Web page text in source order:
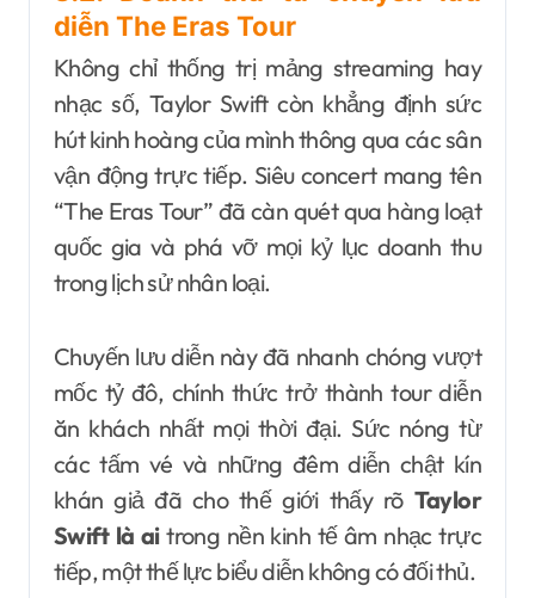
diễn The Eras Tour
Không chỉ thống trị mảng streaming hay
nhạc số, Taylor Swift còn khẳng định sức
hút kinh hoàng của mình thông qua các sân
vận động trực tiếp. Siêu concert mang tên
“The Eras Tour” đã càn quét qua hàng loạt
quốc gia và phá vỡ mọi kỷ lục doanh thu
trong lịch sử nhân loại.
Chuyến lưu diễn này đã nhanh chóng vượt
mốc tỷ đô, chính thức trở thành tour diễn
ăn khách nhất mọi thời đại. Sức nóng từ
các tấm vé và những đêm diễn chật kín
khán giả đã cho thế giới thấy rõ Taylor
Swift là aitrong nền kinh tế âm nhạc trực
tiếp, một thế lực biểu diễn không có đối thủ.